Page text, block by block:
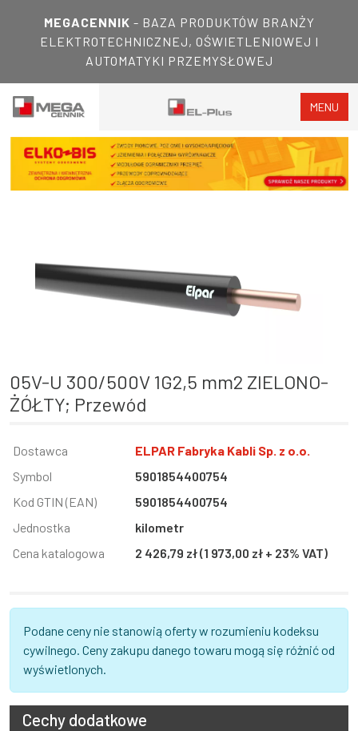
MEGACENNIK - BAZA PRODUKTÓW BRANŻY
ELEKTROTECHNICZNEJ, OŚWIETLENIOWEJ I
AUTOMATYKI PRZEMYSŁOWEJ
MENU
05V-U 300/500V 1G2,5 mm2 ZIELONO-
ŻÓŁTY; Przewód
Informacja
Wartość
Dostawca
ELPAR Fabryka Kabli Sp. z o.o.
Symbol
5901854400754
Kod GTIN (EAN)
5901854400754
Jednostka
kilometr
Cena katalogowa
2 426,79 zł (1 973,00 zł + 23% VAT)
Podane ceny nie stanowią oferty w rozumieniu kodeksu
cywilnego. Ceny zakupu danego towaru mogą się różnić od
wyświetlonych.
Cechy dodatkowe